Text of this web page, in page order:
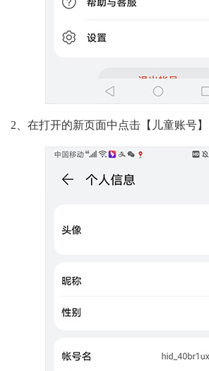
2、在打开的新页面中点击【儿童账号】